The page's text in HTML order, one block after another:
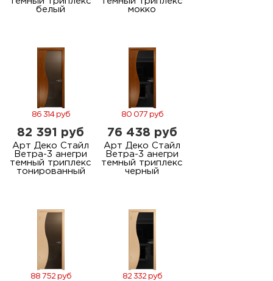
белый
мокко
86 314 руб
82 391 руб
Арт Деко Стайл
Ветра-3 анегри
темный триплекс
тонированный
80 077 руб
76 438 руб
Арт Деко Стайл
Ветра-3 анегри
темный триплекс
черный
88 752 руб 82 332 руб